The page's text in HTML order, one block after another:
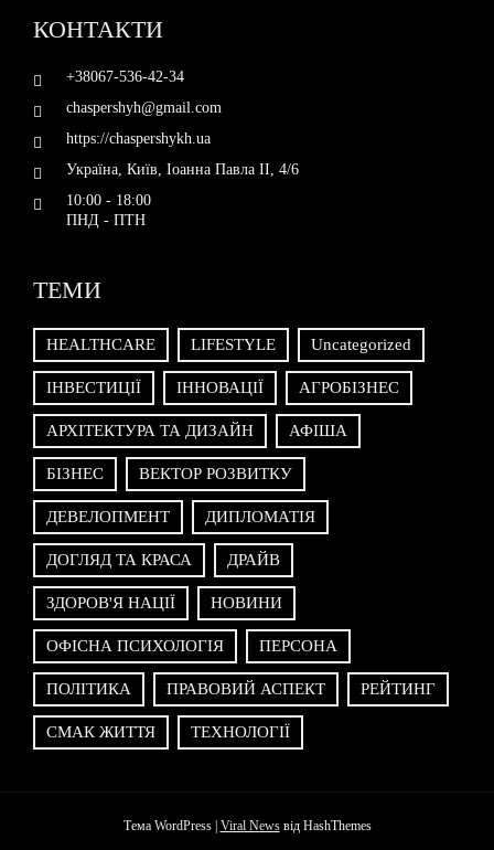
КОНТАКТИ
+38067-536-42-34
chaspershyh@gmail.com
https://chaspershykh.ua
Україна, Київ, Іоанна Павла II, 4/6
10:00 - 18:00
ПНД - ПТН
ТЕМИ
HEALTHCARE LIFESTYLE Uncategorized
ІНВЕСТИЦІЇ ІННОВАЦІЇ АГРОБІЗНЕС
АРХІТЕКТУРА ТА ДИЗАЙН АФІША
БІЗНЕС ВЕКТОР РОЗВИТКУ
ДЕВЕЛОПМЕНТ ДИПЛОМАТІЯ
ДОГЛЯД ТА КРАСА ДРАЙВ
ЗДОРОВ'Я НАЦІЇ НОВИНИ
ОФІСНА ПСИХОЛОГІЯ ПЕРСОНА
ПОЛІТИКА ПРАВОВИЙ АСПЕКТ РЕЙТИНГ
СМАК ЖИТТЯ ТЕХНОЛОГІЇ
Тема WordPress Viral Newsвід HashThemes